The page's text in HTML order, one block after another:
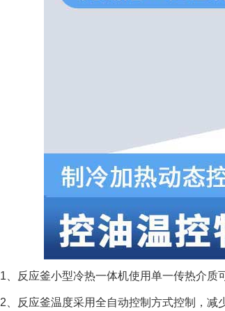
1、反应釜小型冷热一体机使用单一传热介质
2、反应釜温度采用全自动控制方式控制，减